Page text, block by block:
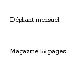
Dépliant mensuel.
Magazine 56 pages.